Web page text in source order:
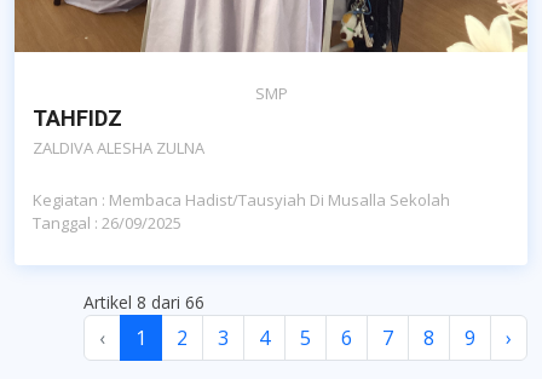
SMP
TAHFIDZ
ZALDIVA ALESHA ZULNA
Kegiatan : Membaca Hadist/tausyiah Di Musalla Sekolah
Tanggal : 26/09/2025
Artikel 8 dari 66
‹ 1 2 3 4 5 6 7 8 9 ›